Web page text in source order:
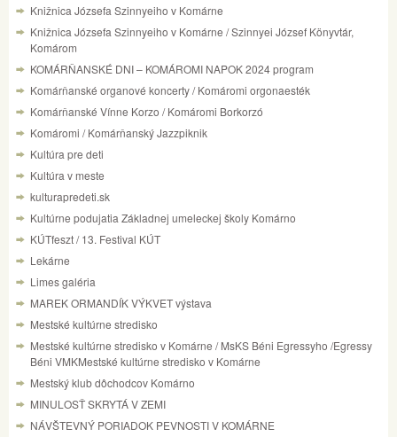
Knižnica Józsefa Szinnyeiho v Komárne
Knižnica Józsefa Szinnyeiho v Komárne / Szinnyei József Könyvtár,
Komárom
KOMÁRŇANSKÉ DNI – KOMÁROMI NAPOK 2024 program
Komárňanské organové koncerty / Komáromi orgonaesték
Komárňanské Vínne Korzo / Komáromi Borkorzó
Komáromi / Komárňanský Jazzpiknik
Kultúra pre deti
Kultúra v meste
kulturapredeti.sk
Kultúrne podujatia Základnej umeleckej školy Komárno
KÚTfeszt / 13. Festival KÚT
Lekárne
Limes galéria
MAREK ORMANDÍK VÝKVET výstava
Mestské kultúrne stredisko
Mestské kultúrne stredisko v Komárne / MsKS Béni Egressyho /Egressy
Béni VMKMestské kultúrne stredisko v Komárne
Mestský klub dôchodcov Komárno
MINULOSŤ SKRYTÁ V ZEMI
NÁVŠTEVNÝ PORIADOK PEVNOSTI V KOMÁRNE